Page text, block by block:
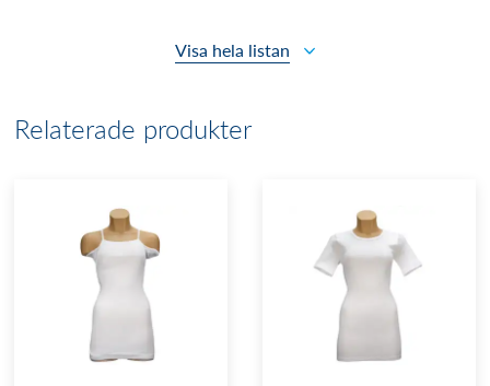
Visa hela listan
Relaterade produkter